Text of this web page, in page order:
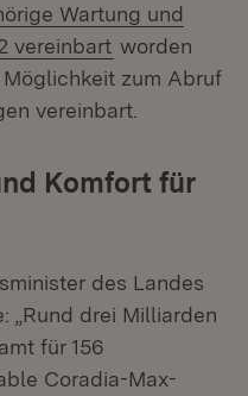
Wartung und
vereinbart worden
zum Abruf
vereinbart.
Komfort für
des Landes
„Rund drei Milliarden
für 156
Coradia-Max-